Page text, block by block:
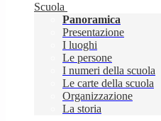
Scuola
Panoramica
Presentazione
I luoghi
Le persone
I numeri della scuola
Le carte della scuola
Organizzazione
La storia